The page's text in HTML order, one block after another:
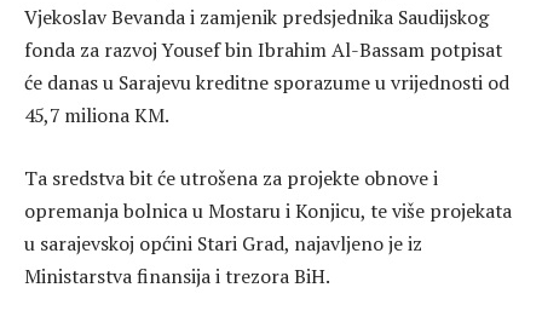
Vjekoslav Bevanda i zamjenik predsjednika Saudijskog
fonda za razvoj Yousef bin Ibrahim Al-Bassam potpisat
će danas u Sarajevu kreditne sporazume u vrijednosti od
45,7 miliona KM.
Ta sredstva bit će utrošena za projekte obnove i
opremanja bolnica u Mostaru i Konjicu, te više projekata
u sarajevskoj općini Stari Grad, najavljeno je iz
Ministarstva finansija i trezora BiH.